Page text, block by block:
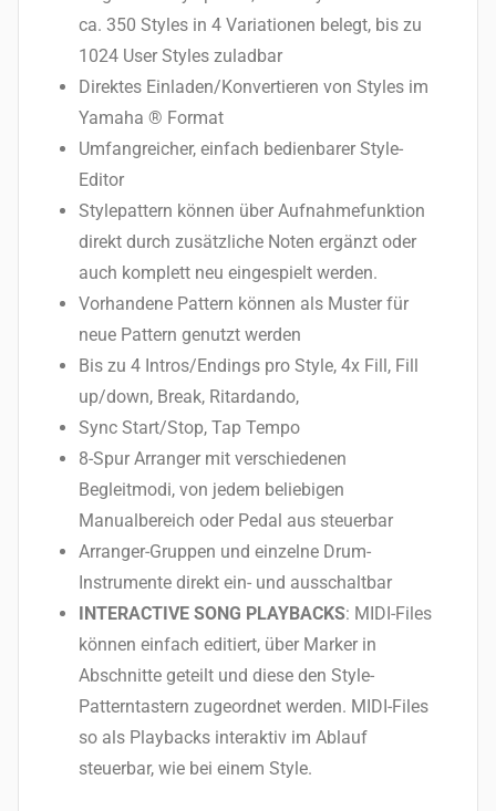
ca. 350 Styles in 4 Variationen belegt, bis zu
1024 User Styles zuladbar
Direktes Einladen/Konvertieren von Styles im
Yamaha ® Format
Umfangreicher, einfach bedienbarer Style-
Editor
Stylepattern können über Aufnahmefunktion
direkt durch zusätzliche Noten ergänzt oder
auch komplett neu eingespielt werden.
Vorhandene Pattern können als Muster für
neue Pattern genutzt werden
Bis zu 4 Intros/Endings pro Style, 4x Fill, Fill
up/down, Break, Ritardando,
Sync Start/Stop, Tap Tempo
8-Spur Arranger mit verschiedenen
Begleitmodi, von jedem beliebigen
Manualbereich oder Pedal aus steuerbar
Arranger-Gruppen und einzelne Drum-
Instrumente direkt ein- und ausschaltbar
INTERACTIVE SONG PLAYBACKS: MIDI-Files
können einfach editiert, über Marker in
Abschnitte geteilt und diese den Style-
Patterntastern zugeordnet werden. MIDI-Files
so als Playbacks interaktiv im Ablauf
steuerbar, wie bei einem Style.